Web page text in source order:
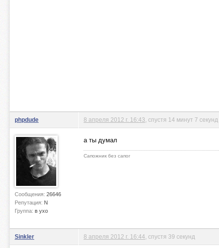
phpdude
Сообщения: 26646
Репутация: N
Группа: в ухо
8 апреля 2012 г. 16:43 , спустя 14 минут 7 секунд
а ты думал
Сапожник без сапог
Sinkler 8 апреля 2012 г. 16:44 , спустя 39 секунд